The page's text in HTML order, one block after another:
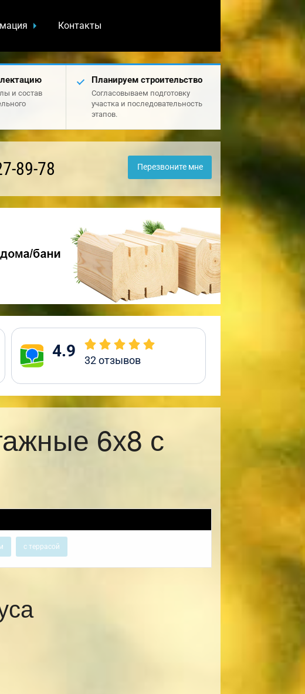
Контакты
и состав
Планируем строительство
Согласовываем подготовку
участка и последовательность
этапов.
89-78 Перезвоните мне
4.9 32отзывов
6х8 с
с террасой